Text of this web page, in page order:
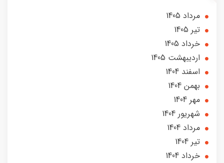
مرداد 1405
تير 1405
خرداد 1405
ارديبهشت 1405
اسفند 1404
بهمن 1404
مهر 1404
شهریور 1404
مرداد 1404
تير 1404
خرداد 1404